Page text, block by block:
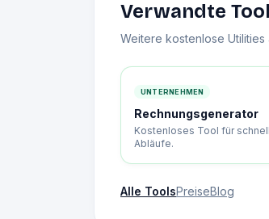
Verwandte
Weitere kostenlose
UNTERNEHMEN
Rechnungsgenerator
Kostenloses Tool für
Abläufe.
Alle ToolsPreiseBlog